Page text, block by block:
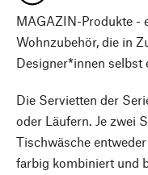
MAGAZIN-Produkte -
Wohnzubehör, die in
Designer*innen selbst
Die Servietten der
oder Läufern. Je zwei
Tischwäsche
farbig kombiniert und